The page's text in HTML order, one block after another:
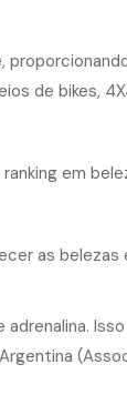
de bikes,
em
as